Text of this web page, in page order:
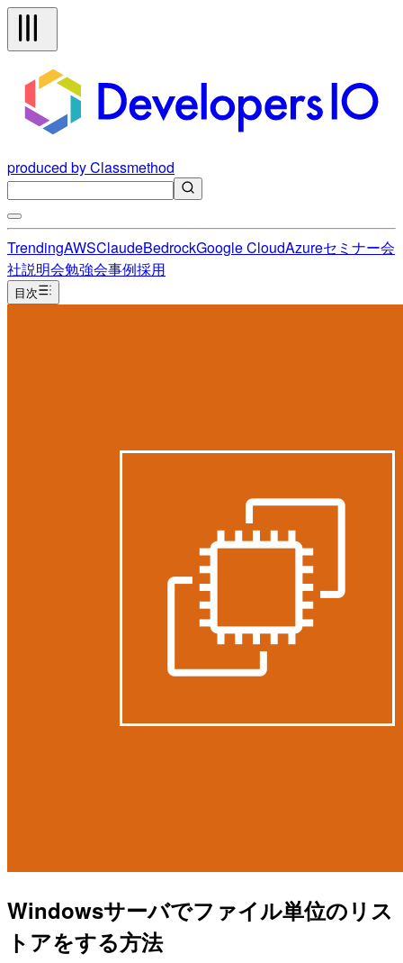
produced by Classmethod
TrendingAWSClaudeBedrockGoogle CloudAzureセミナー会
社説明会勉強会事例採用
目次
Windowsサーバでファイル単位のリス
トアをする方法